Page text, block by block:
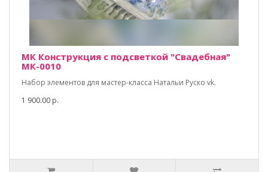
МК Конструкция с подсветкой "Свадебная"
МК-0010
Набор элементов для мастер-класса Натальи Руско vk.
1 900.00 р.